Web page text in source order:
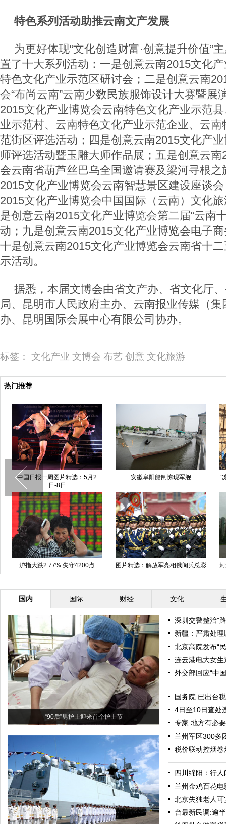
特色系列活动助推云南文产发展
为更好体现“文化创造财富·创意提升价值”
置了十大系列活动：一是创意云南2015文化
特色文化产业示范区研讨会；二是创意云南
会“布尚云南”云南少数民族服饰设计大赛暨展
2015文化产业博览会云南特色文化产业示范
业示范村、云南特色文化产业示范企业、云
范街区评选活动；四是创意云南2015文化产
师评选活动暨玉雕大师作品展；五是创意云
会云南省葫芦丝巴乌全国邀请赛及梁河寻根
2015文化产业博览会云南智慧景区建设座谈
2015文化产业博览会中国国际（云南）文化
是创意云南2015文化产业博览会第二届“云南
动；九是创意云南2015文化产业博览会电子
十是创意云南2015文化产业博览会云南省十
示活动。
据悉，本届文博会由省文产办、省文化厅
局、昆明市人民政府主办、云南报业传媒（
办、昆明国际会展中心有限公司协办。
标签： 文化产业 文博会 布艺 创意 文化旅游
热门推荐
中国日报一周图片精选：5月2
日-8日
安徽阜阳船闸惊现军舰 “
沪指大跌2.77% 失守4200点
图片精选：解放军亮相俄阅兵总彩
排
国内 国际 财经 文化
“90后”男护士迎来首个护士节
深圳交警整治"
新疆：严肃处
北京高院发布“
连云港电大女
外交部回应“中
国务院:已出台
4日至10日查处
专家:地方有必
兰州军区300多
税价联动控烟
四川绵阳：行
兰州金鸡百花
北京失独老人
台最新民调:逾